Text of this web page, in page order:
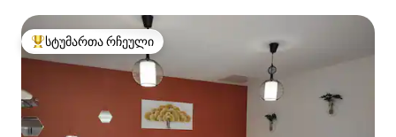
სტუმართა რჩეული მოწინავე ვარიანტი
სტუმართა რჩეული